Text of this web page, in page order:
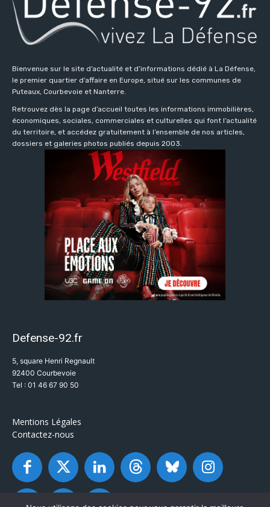
Bienvenue sur le site d’actualité et d’informations dédié à La Défense,
le premier quartier d’affaire en Europe, situé sur les communes de
Puteaux, Courbevoie et Nanterre.
Retrouvez dès la page d’accueil toutes les informations immobilières,
économiques, sociales, commerciales et culturelles qui font l’actualité
du territoire, et accédez gratuitement à l’ensemble de nos articles,
dossiers et galeries photos publiés depuis 2003.
Defense-92.fr
5, square Henri Regnault
92400 Courbevoie
Tel : 01 46 67 90 50
Mentions Légales
Contactez-nous